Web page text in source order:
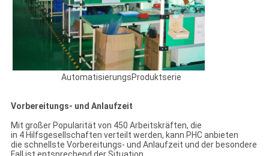
AutomatisierungsProduktserie
Vorbereitungs- und Anlaufzeit
Mit großer Popularität von 450 Arbeitskräften, die
in 4 Hilfsgesellschaften verteilt werden, kann PHC anbieten
die schnellste Vorbereitungs- und Anlaufzeit und der besondere